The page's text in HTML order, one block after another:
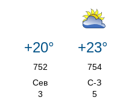
+20° +23°
752 754
Сев С-З
3 5